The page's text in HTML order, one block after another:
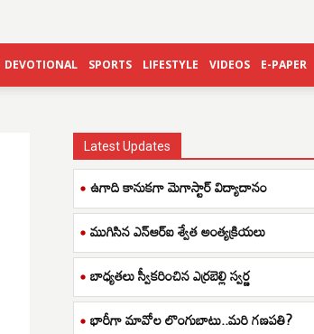
DEVOTIONAL SPORTS LIFESTYLE VIDEOS E-PAPER
Latest Updates
ఉగాది కానుకగా మెగాస్టార్ విద్యాదానం
ముగిసిన ఎన్ఆర్ఐ శ్వేత అంత్యక్రియలు
బాధ్యతలు స్వీకరించిన ఎర్రబెల్లి స్వర్ణ
భారీగా మావోల లొంగుబాటు..మరి గణపతి?